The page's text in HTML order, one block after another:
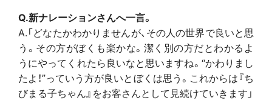
Q.新ナレーションさんへ一言。
A.「どなたかわかりませんが、その人の世界で良いと思
う。その方がぼくも楽かな。潔く別の方だとわかるよ
うにやってくれたら良いなと思いますね。“かわりまし
たよ！”っていう方が良いとぼくは思う。これからは『ち
びまる子ちゃん』をお客さんとして見続けていきます」